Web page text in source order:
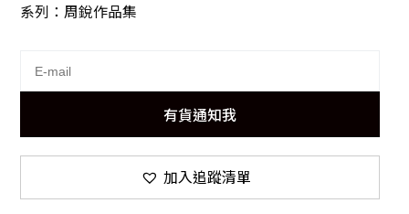
系列：周銳作品集
有貨通知我
加入追蹤清單